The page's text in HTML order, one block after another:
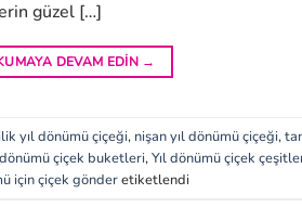
güzel […]
DEVAM EDIN →
yıl dönümü çiçeği, nişan yıl dönümü çiçeği,
dönümü çiçek buketleri,Yıl dönümü çiçek
için çiçek gönderetiketlendi